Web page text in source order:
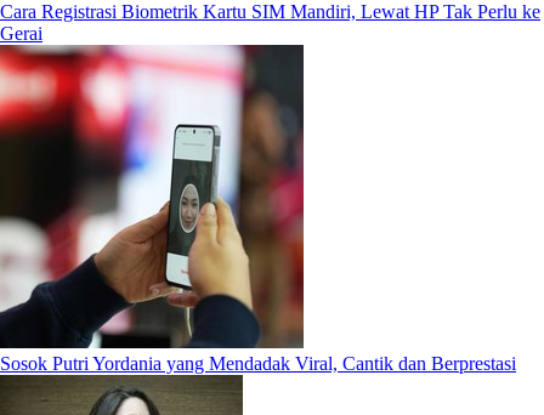
Cara Registrasi Biometrik Kartu SIM Mandiri, Lewat HP Tak Perlu ke
Gerai
Sosok Putri Yordania yang Mendadak Viral, Cantik dan Berprestasi